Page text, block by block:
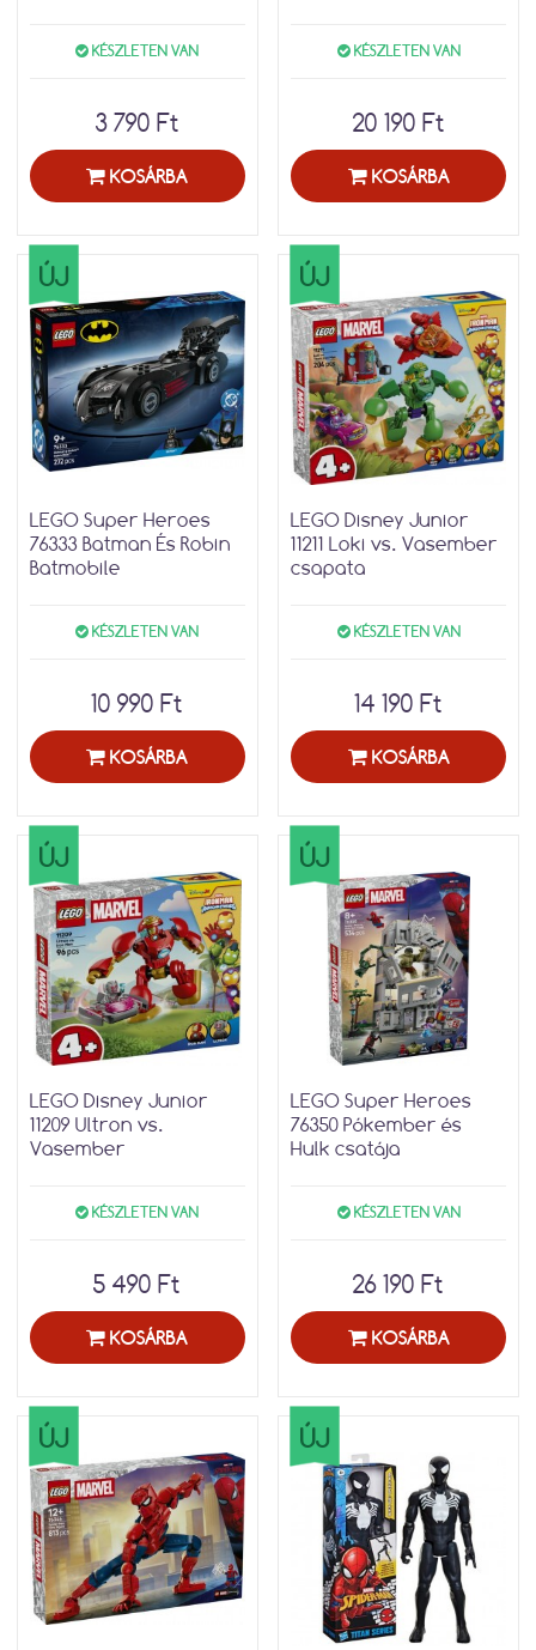
KÉSZLETEN VAN
3 790 Ft
KOSÁRBA
KÉSZLETEN VAN
20 190 Ft
KOSÁRBA
ÚJ
LEGO Super Heroes
76333 Batman És Robin
Batmobile
KÉSZLETEN VAN
10 990 Ft
KOSÁRBA
ÚJ
LEGO Disney Junior
11211 Loki vs. Vasember
csapata
KÉSZLETEN VAN
14 190 Ft
KOSÁRBA
ÚJ
LEGO Disney Junior
11209 Ultron vs.
Vasember
KÉSZLETEN VAN
5 490 Ft
KOSÁRBA
ÚJ
LEGO Super Heroes
76350 Pókember és
Hulk csatája
KÉSZLETEN VAN
26 190 Ft
KOSÁRBA
ÚJ ÚJ